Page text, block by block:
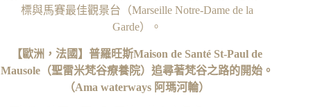
標與馬賽最佳觀景台（Marseille Notre-Dame de la
Garde）。
【歐洲，法國】普羅旺斯Maison de Santé St-Paul de
Mausole（聖雷米梵谷療養院）追尋著梵谷之路的開始。
（Ama waterways 阿瑪河輪）